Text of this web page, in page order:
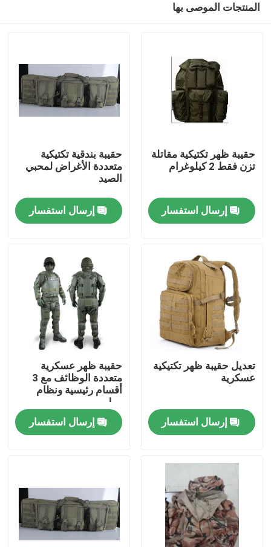
المنزل
فيديوهات
حولنا
جولة في المصنع
مراقبة الجودة
أخبار
اطلب اقتباس
ملابس عسكرية تكتيكية
سترة عسكرية تكتيكية مضادة للرصاص
المنتجات الموصى بها
حقيبة ظهر تكتيكية مقاتلة
تزن فقط 2 كيلوغرام
إرسال استفسار
حقيبة بندقية تكتيكية
متعددة الأغراض لمحبي
الصيد
إرسال استفسار
تعديل حقيبة ظهر تكتيكية
عسكرية
إرسال استفسار
حقيبة ظهر عسكرية
متعددة الوظائف مع 3
أقسام رئيسية ونظام
مول
إرسال استفسار